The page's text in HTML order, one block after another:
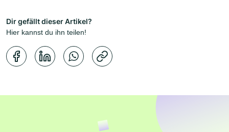
Dir gefällt dieser Artikel?
Hier kannst du ihn teilen!